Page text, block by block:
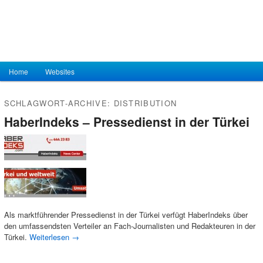
Hauptmenü
Zum Inhalt wechseln
Zum sekundären Inhalt wechseln
Home Websites
SCHLAGWORT-ARCHIVE: DISTRIBUTION
HaberIndeks – Pressedienst in der Türkei
Als marktführender Pressedienst in der Türkei verfügt HaberIndeks über
den umfassendsten Verteiler an Fach-Journalisten und Redakteuren in der
Türkei. Weiterlesen →